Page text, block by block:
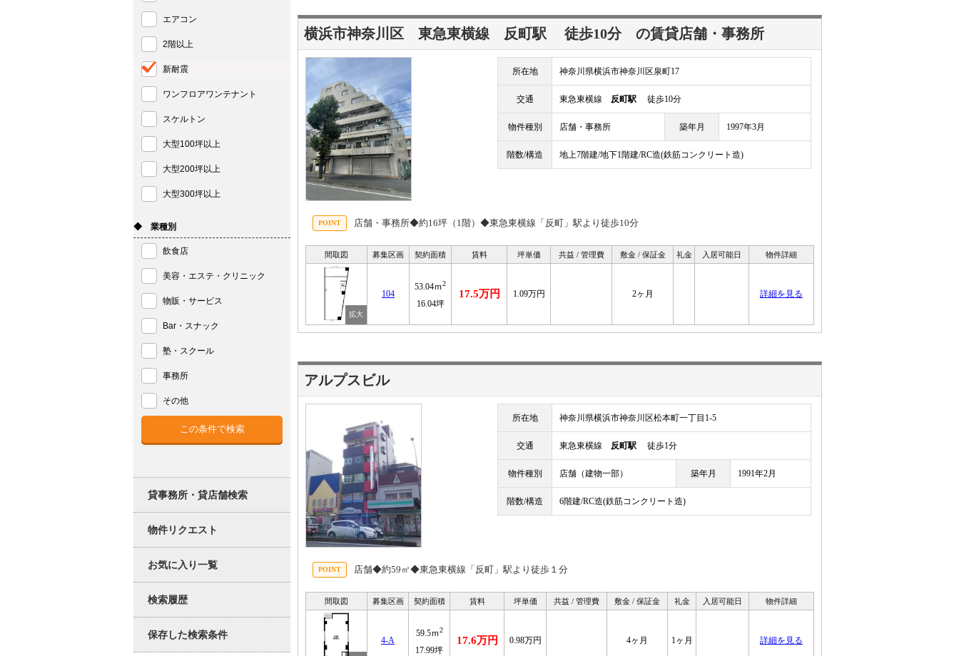
横浜市神奈川区 東急東横線 反町駅 徒歩10分 の賃貸店舗・事務所
所在地 神奈川県横浜市神奈川区泉町17
交通 東急東横線 反町駅 徒歩10分
物件種別 店舗・事務所 築年月 1997年3月
階数/構造 地上7階建/地下1階建/RC造(鉄筋コンクリート造)
店舗・事務所◆約16坪（1階）◆東急東横線「反町」駅より徒歩10分
間取図 募集区画 契約面積 賃料 坪単価 共益 / 管理費 敷金 / 保証金 礼金 入居可能日 物件詳細
104
53.04ｍ2
16.04坪
17.5万円 1.09万円 2ヶ月 詳細を見る
アルプスビル
所在地 神奈川県横浜市神奈川区松本町一丁目1-5
交通 東急東横線 反町駅 徒歩1分
物件種別 店舗（建物一部） 築年月 1991年2月
階数/構造 6階建/RC造(鉄筋コンクリート造)
店舗◆約59㎡◆東急東横線「反町」駅より徒歩１分
間取図 募集区画 契約面積 賃料 坪単価 共益 / 管理費 敷金 / 保証金 礼金 入居可能日 物件詳細
4-A
59.5ｍ2
17.99坪
17.6万円 0.98万円 4ヶ月 1ヶ月 詳細を見る
エアコン
2階以上
新耐震
ワンフロアワンテナント
スケルトン
大型100坪以上
大型200坪以上
大型300坪以上
◆ 業種別
飲食店
美容・エステ・クリニック
物販・サービス
Bar・スナック
塾・スクール
事務所
その他
貸事務所・貸店舗検索
物件リクエスト
お気に入り一覧
検索履歴
保存した検索条件